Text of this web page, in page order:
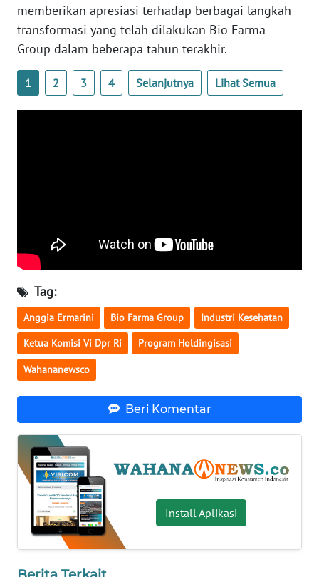
memberikan apresiasi terhadap berbagai langkah
transformasi yang telah dilakukan Bio Farma
Group dalam beberapa tahun terakhir.
1 2 3 4 Selanjutnya Lihat Semua
Tag:
Anggia Ermarini Bio Farma Group Industri Kesehatan
Ketua Komisi Vi Dpr Ri Program Holdingisasi
Wahananewsco
Beri Komentar
Install Aplikasi
WN
JAMBI
WN
SULTRA
SULBAR
BABEL
WN
SUMBAR
WN
SUMSEL
WN
BENGKULU
WN
LAMPUNG